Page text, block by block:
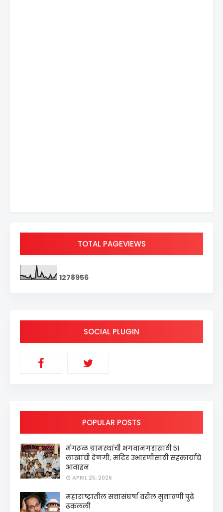
TOTAL PAGEVIEWS
1278956
SOCIAL PLUGIN
POPULAR POSTS
मंगरूळ ग्रामस्थांची भगवानगडासाठी ५१
लाखांची देणगी; मंदिर उभारणीसाठी सहकार्याचे
आवाहन
APRIL 25, 2026
महाराष्ट्रातील सत्तासंघर्षा वरील सुनावणी पुढे
ढकलली